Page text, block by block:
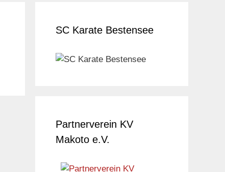
SC Karate Bestensee
Partnerverein KV
Makoto e.V.